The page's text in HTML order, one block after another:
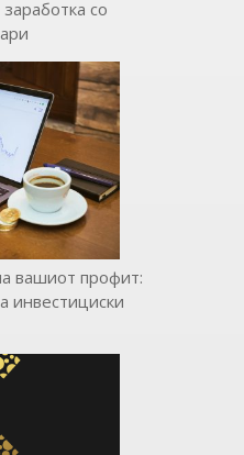
со
вашиот профит:
инвестициски